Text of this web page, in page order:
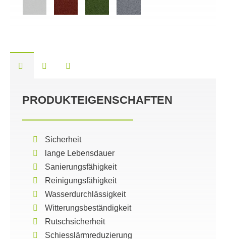
PRODUKTEIGENSCHAFTEN
Sicherheit
lange Lebensdauer
Sanierungsfähigkeit
Reinigungsfähigkeit
Wasserdurchlässigkeit
Witterungsbeständigkeit
Rutschsicherheit
Schiesslärmreduzierung